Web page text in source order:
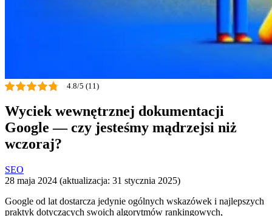
4.8/5 (11)
Wyciek wewnętrznej dokumentacji
Google — czy jesteśmy mądrzejsi niż
wczoraj?
SEO
28 maja 2024 (aktualizacja: 31 stycznia 2025)
Google od lat dostarcza jedynie ogólnych wskazówek i najlepszych
praktyk dotyczących swoich algorytmów rankingowych,